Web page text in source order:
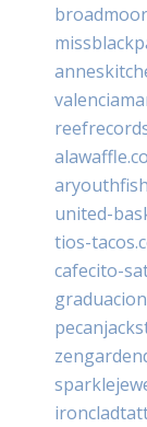
united-
tios-
cafecito-